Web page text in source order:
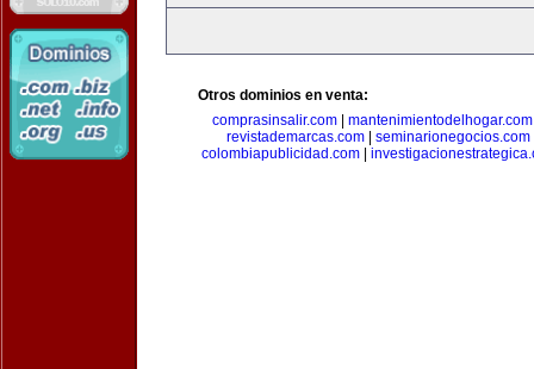
Otros dominios en venta:
comprasinsalir.com
mantenimientodelhogar.com
revistademarcas.com
seminarionegocios.com
colombiapublicidad.com